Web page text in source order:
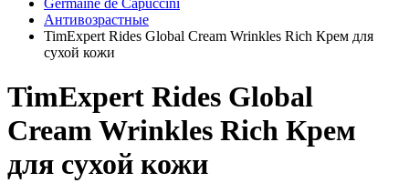
Germaine de Capuccini
Антивозрастные
TimExpert Rides Global Cream Wrinkles Rich Крем для
сухой кожи
TimExpert Rides Global
Cream Wrinkles Rich Крем
для сухой кожи